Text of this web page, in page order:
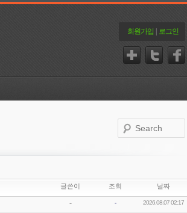
회원가입 로그인
글쓴이 조회 날짜
- - 2026.08.07 02:17